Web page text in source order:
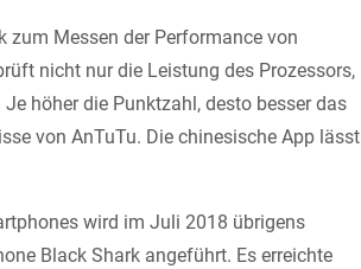
zum Messen der Performance von
nicht nur die Leistung des Prozessors,
höher die Punktzahl, desto besser das
von AnTuTu. Die chinesische App lässt
wird im Juli 2018 übrigens
Black Shark angeführt. Es erreichte